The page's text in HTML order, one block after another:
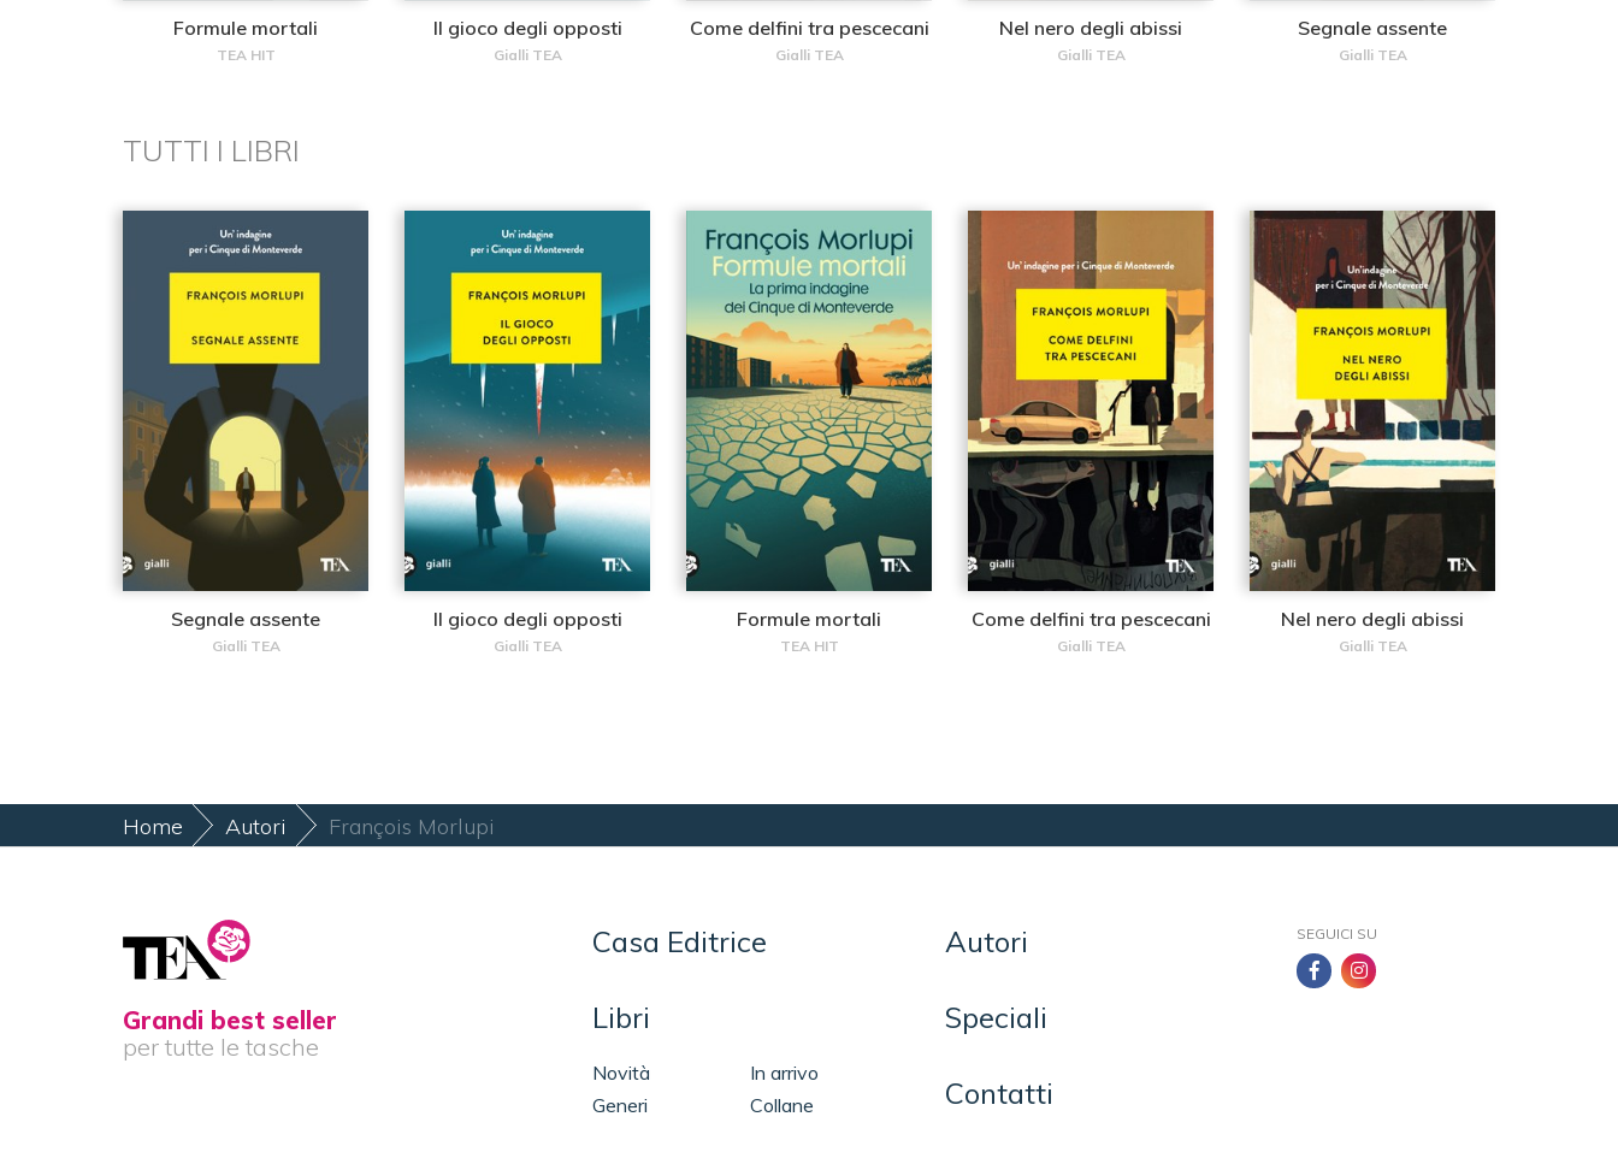
Formule mortali
TEA HIT
Il gioco degli opposti
Gialli TEA
Come delfini tra pescecani
Gialli TEA
Nel nero degli abissi
Gialli TEA
Segnale assente
Gialli TEA
TUTTI I LIBRI
Segnale assente
Gialli TEA
Il gioco degli opposti
Gialli TEA
Formule mortali
TEA HIT
Come delfini tra pescecani
Gialli TEA
Nel nero degli abissi
Gialli TEA
Home Autori François Morlupi
Grandi best seller
per tutte le tasche
Casa Editrice
Libri
Novità
In arrivo
Generi
Collane
Autori
Speciali
Contatti
SEGUICI SU